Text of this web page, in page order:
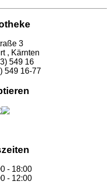
3
, Kärnten
549 16
549 16-77
- 18:00
- 12:00